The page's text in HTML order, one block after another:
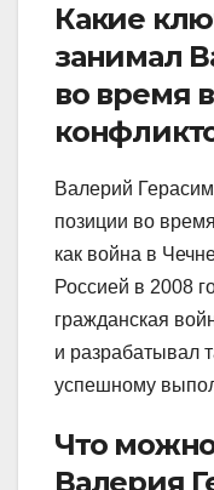
Какие
занимал
во время
Валерий
позиции во
как война в
Россией в 2008
гражданская
и разрабатывал
успешному
Что
Валерия